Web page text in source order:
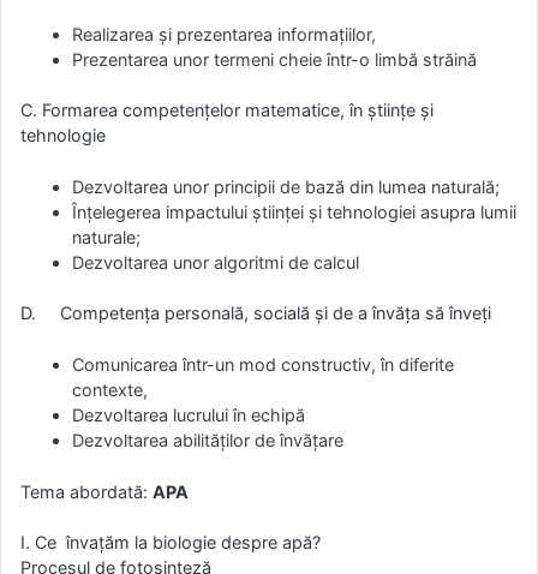
Realizarea și prezentarea informațiilor,
Prezentarea unor termeni cheie într-o limbă străină
C. Formarea competențelor matematice, în științe și
tehnologie
Dezvoltarea unor principii de bază din lumea naturală;
Înţelegerea impactului ştiinţei şi tehnologiei asupra lumii
naturale;
Dezvoltarea unor algoritmi de calcul
D. Competenţa personală, socială și de a învăța să înveți
Comunicarea într-un mod constructiv, în diferite
contexte,
Dezvoltarea lucrului în echipă
Dezvoltarea abilităților de învățare
Tema abordată: APA
I. Ce învațăm la biologie despre apă?
Procesul de fotosinteză